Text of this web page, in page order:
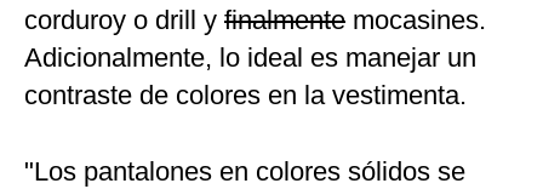
corduroy o drill y finalmente mocasines.
Adicionalmente, lo ideal es manejar un
contraste de colores en la vestimenta.
"Los pantalones en colores sólidos se